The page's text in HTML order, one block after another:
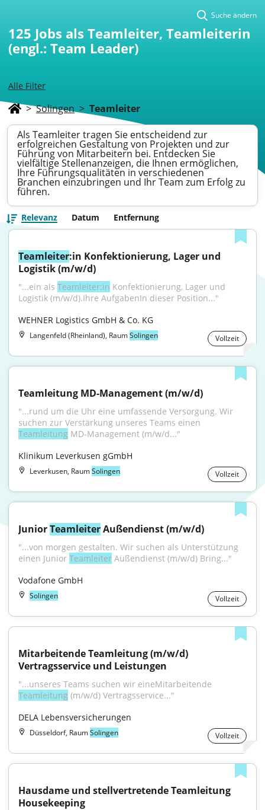
Alle Filter
Suche ändern
125 Jobs als Teamleiter, Teamleiterin
(engl.: Team Leader)
> Solingen > Teamleiter
Als Teamleiter tragen Sie entscheidend zur
erfolgreichen Gestaltung von Projekten und zur
Führung von Mitarbeitern bei. Entdecken Sie
vielfältige Stellenanzeigen, die Ihnen ermöglichen,
Ihre Führungsqualitäten in verschiedenen
Branchen einzubringen und Ihr Team zum Erfolg zu
führen.
Relevanz Datum Entfernung
Teamleiter:in Konfektionierung, Lager und
Logistik (m/w/d)
"...ein als Teamleiter:in Konfektionierung, Lager und
Logistik (m/w/d).Ihre AufgabenIn dieser Position..."
WEHNER Logistics GmbH & Co. KG
Langenfeld (Rheinland), RaumSolingen Vollzeit
Teamleitung MD-Management (m/w/d)
"...rund um die Uhr eine umfassende Versorgung. Wir
Teamleitung MD-Management (m/w/d..."
Klinikum Leverkusen gGmbH
Leverkusen, RaumSolingen Vollzeit
Junior Teamleiter Außendienst (m/w/d)
"...von morgen gestalten. Wir suchen als Unterstützung
einen Junior Teamleiter Außendienst (m/w/d) Bring..."
Vodafone GmbH
Solingen Vollzeit
Mitarbeitende Teamleitung (m/w/d)
Vertragsservice und Leistungen
Teamleitung (m/w/d) Vertragsservice..."
DELA Lebensversicherungen
Düsseldorf, RaumSolingen Vollzeit
Hausdame und stellvertretende Teamleitung
Housekeeping